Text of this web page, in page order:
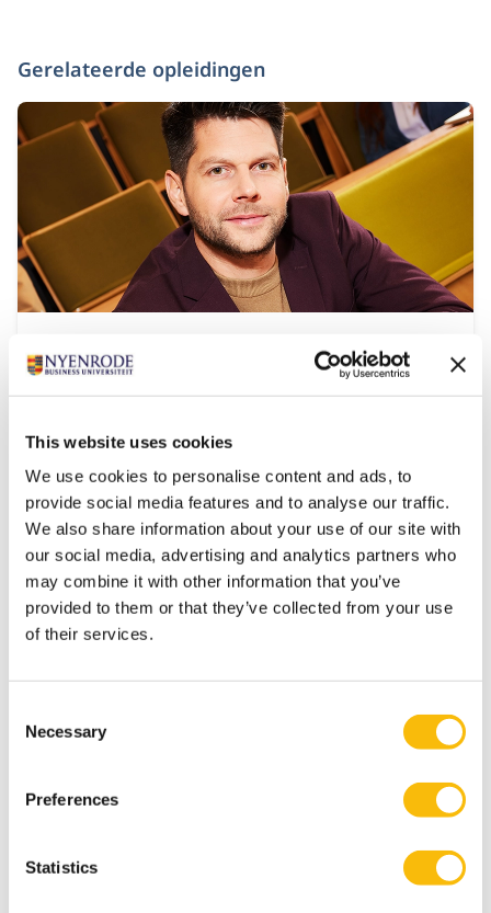
This website uses cookies
We use cookies to personalise content and ads, to
provide social media features and to analyse our traffic.
We also share information about your use of our site with
our social media, advertising and analytics partners who
may combine it with other information that you’ve
provided to them or that they’ve collected from your use
of their services.
Selection
Necessary
Preferences
Statistics
Gerelateerde opleidingen
Modulair Executive MBA in Business &
Sustainable Transitions
Startdatum:
voorjaar & najaar
Taal:
Nederlands
Locatie:
Breukelen
Volg de Modular Executive MBA in Business &
Sustainable Transitions en leid duurzame
verandering. Flexibele deeltijd MBA voor executives